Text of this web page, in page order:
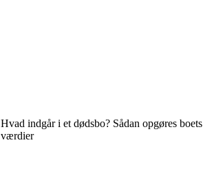
Hvad indgår i et dødsbo? Sådan opgøres boets
værdier